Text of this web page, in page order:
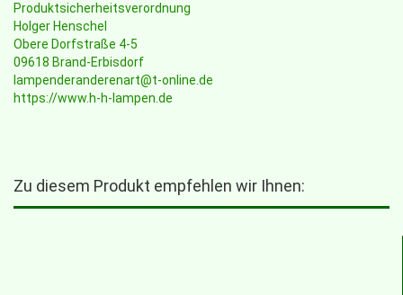
Produktsicherheitsverordnung
Holger Henschel
Obere Dorfstraße 4-5
09618 Brand-Erbisdorf
lampenderanderenart@t-online.de
https://www.h-h-lampen.de
Zu diesem Produkt empfehlen wir Ihnen: